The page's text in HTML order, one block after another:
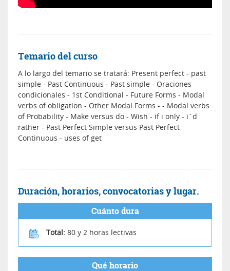
Temario del curso
A lo largo del temario se tratará: Present perfect - past
simple - Past Continuous - Past simple - Oraciones
condicionales - 1st Conditional - Future Forms - Modal
verbs of obligation - Other Modal Forms - - Modal verbs
of Probability - Make versus do - Wish - if i only - i´d
rather - Past Perfect Simple versus Past Perfect
Continuous - uses of get
Duración, horarios, convocatorias y lugar.
Cuánto dura
Total: 80 y 2 horas lectivas
Qué horario